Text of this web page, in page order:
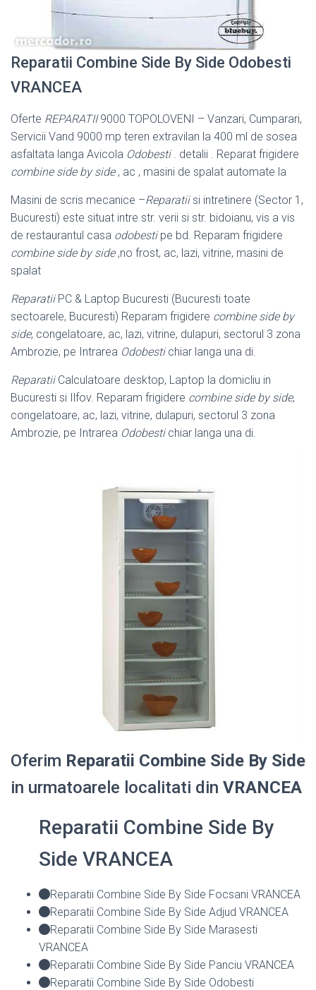
Reparatii Combine Side By Side Odobesti
VRANCEA
Oferte REPARATII9000 TOPOLOVENI – Vanzari, Cumparari,
Servicii Vand 9000 mp teren extravilan la 400 ml de sosea
asfaltata langa Avicola Odobesti. detalii . Reparat frigidere
combine side by side, ac , masini de spalat automate la
Masini de scris mecanice –Reparatiisi intretinere (Sector 1,
Bucuresti) este situat intre str. verii si str. bidoianu, vis a vis
de restaurantul casa odobestipe bd. Reparam frigidere
combine side by side,no frost, ac, lazi, vitrine, masini de
spalat
ReparatiiPC & Laptop Bucuresti (Bucuresti toate
sectoarele, Bucuresti) Reparam frigidere combine side by
side, congelatoare, ac, lazi, vitrine, dulapuri, sectorul 3 zona
Ambrozie, pe Intrarea Odobestichiar langa una di.
ReparatiiCalculatoare desktop, Laptop la domicliu in
Bucuresti si Ilfov. Reparam frigidere combine side by side,
congelatoare, ac, lazi, vitrine, dulapuri, sectorul 3 zona
Ambrozie, pe Intrarea Odobestichiar langa una di.
Oferim Reparatii Combine Side By Side
in urmatoarele localitati din VRANCEA
Reparatii Combine Side By
Side VRANCEA
Reparatii Combine Side By Side Focsani VRANCEA
Reparatii Combine Side By Side Adjud VRANCEA
Reparatii Combine Side By Side Marasesti
VRANCEA
Reparatii Combine Side By Side Panciu VRANCEA
Reparatii Combine Side By Side Odobesti